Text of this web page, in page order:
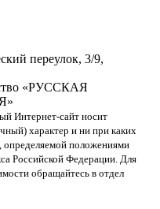
переулок, 3/9,
«РУССКАЯ
Интернет-сайт носит
характер и ни при каких
определяемой положениями
Российской Федерации. Для
обращайтесь в отдел